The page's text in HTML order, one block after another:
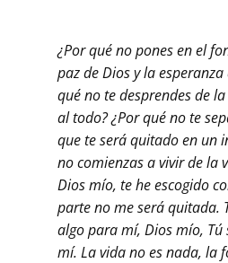
¿Por qué no pones en el
paz de Dios y la
qué no te desprendes de
al todo? ¿Por qué no te
que te será quitado en un
no comienzas a vivir de la
Dios mío, te he escogido
parte no me será quitada.
algo para mí, Dios mío,
mí. La vida no es nada, la